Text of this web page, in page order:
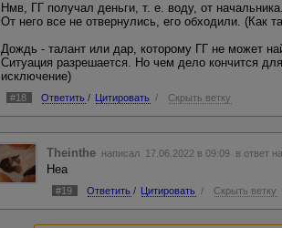
Нмв, ГГ получал деньги, т. е. воду, от
От него все не отвернулись, его обходили. (Как
Дождь - талант или дар, которому ГГ не может
Ситуация разрешается. Но чем дело кончится
исключение)
#18 Ответить / Цитировать / Скрыть ветку
Theinthe написал 17.06.2022 в 09:09 в ответ
Неа
#19 Ответить / Цитировать / Скрыть ветку